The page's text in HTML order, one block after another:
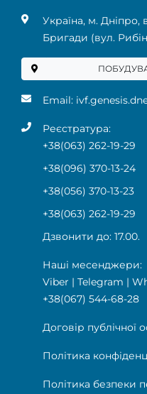
Українa, м. Дніпро,
Бригади (вул.
Email:
Реєстратура:
+38(063) 262-19-29
+38(096) 370-13-24
+38(056) 370-13-23
+38(063) 262-19-29
Дзвонити до: 17.00.
Наші месенджери:
Viber | Telegram |
+38(067) 544-68-28
Договір публічної
Політика
Політика безпеки